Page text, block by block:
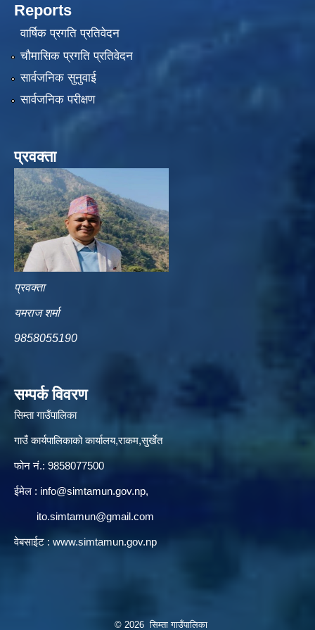
Reports
वार्षिक प्रगति प्रतिवेदन
चौमासिक प्रगति प्रतिवेदन
सार्वजनिक सुनुवाई
सार्वजनिक परीक्षण
प्रवक्ता
प्रवक्ता
यमराज शर्मा
9858055190
सम्पर्क विवरण
सिम्ता गाउँपालिका
गाउँ कार्यपालिकाको कार्यालय,राकम,सुर्खेत
फोन नं.: 9858077500
ईमेल‌ : info@simtamun.gov.np,
ito.simtamun@gmail.com
वेबसाईट : www.simtamun.gov.np
© 2026 सिम्ता गाउँपालिका